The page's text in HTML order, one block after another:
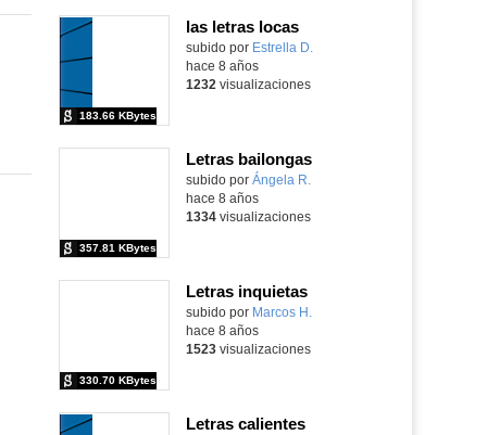
las letras locas
subido por Estrella D.
183.66 KBytes
hace 8 años
1232 visualizaciones
Letras bailongas
Contenido educativo.
subido por Ángela R.
357.81 KBytes
hace 8 años
1334visualizaciones
Letras inquietas
Contenido educativo.
subido por Marcos H.
330.70 KBytes
hace 8 años
1523visualizaciones
Letras calientes